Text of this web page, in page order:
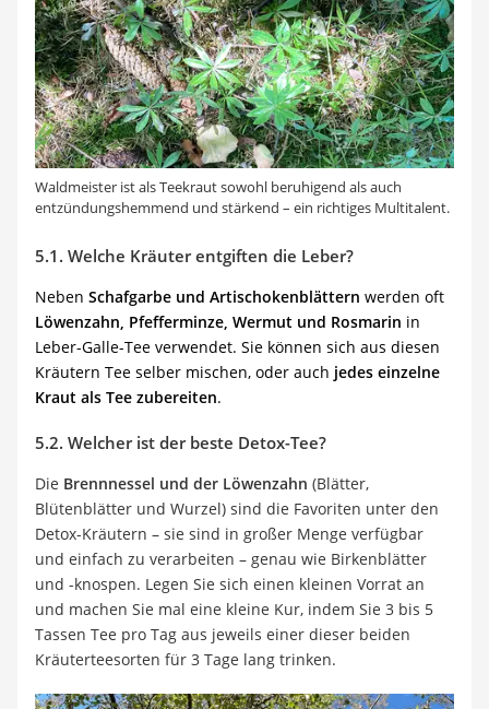
Waldmeister ist als Teekraut sowohl beruhigend als auch
entzündungshemmend und stärkend – ein richtiges Multitalent.
5.1. Welche Kräuter entgiften die Leber?
Neben Schafgarbe und Artischokenblättern werden oft
Löwenzahn, Pfefferminze, Wermut und Rosmarin in
Leber-Galle-Tee verwendet. Sie können sich aus diesen
Kräutern Tee selber mischen, oder auch jedes einzelne
Kraut als Tee zubereiten.
5.2. Welcher ist der beste Detox-Tee?
Die Brennnessel und der Löwenzahn (Blätter,
Blütenblätter und Wurzel) sind die Favoriten unter den
Detox-Kräutern – sie sind in großer Menge verfügbar
und einfach zu verarbeiten – genau wie Birkenblätter
und -knospen. Legen Sie sich einen kleinen Vorrat an
und machen Sie mal eine kleine Kur, indem Sie 3 bis 5
Tassen Tee pro Tag aus jeweils einer dieser beiden
Kräuterteesorten für 3 Tage lang trinken.